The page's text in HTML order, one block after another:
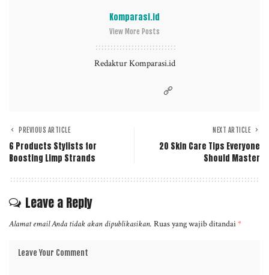
Komparasi.id
View More Posts
Redaktur Komparasi.id
PREVIOUS ARTICLE
6 Products Stylists for
Boosting Limp Strands
NEXT ARTICLE
20 Skin Care Tips Everyone
Should Master
Leave a Reply
Alamat email Anda tidak akan dipublikasikan. Ruas yang wajib ditandai*